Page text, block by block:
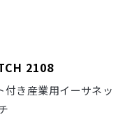
2108
き産業用イーサネッ